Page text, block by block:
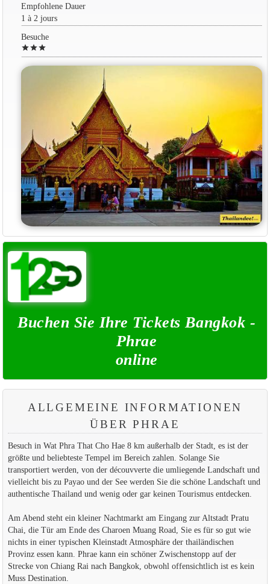
Empfohlene Dauer
1 à 2 jours
Besuche
starstarstar
Buchen Sie Ihre Tickets Bangkok -
Phrae
online
ALLGEMEINE INFORMATIONEN
ÜBER PHRAE
Besuch in Wat Phra That Cho Hae 8 km außerhalb der Stadt, es ist der
größte und beliebteste Tempel im Bereich zahlen. Solange Sie
transportiert werden, von der découvverte die umliegende Landschaft und
vielleicht bis zu Payao und der See werden Sie die schöne Landschaft und
authentische Thailand und wenig oder gar keinen Tourismus entdecken.
Am Abend steht ein kleiner Nachtmarkt am Eingang zur Altstadt Pratu
Chai, die Tür am Ende des Charoen Muang Road, Sie es für so gut wie
nichts in einer typischen Kleinstadt Atmosphäre der thailändischen
Provinz essen kann. Phrae kann ein schöner Zwischenstopp auf der
Strecke von Chiang Rai nach Bangkok, obwohl offensichtlich ist es kein
Muss Destination.